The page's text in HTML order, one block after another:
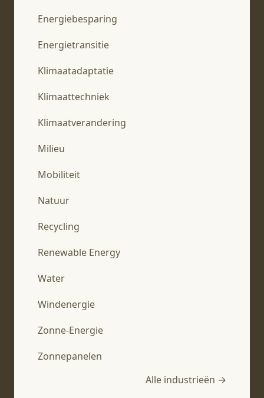
Energiebesparing
Energietransitie
Klimaatadaptatie
Klimaattechniek
Klimaatverandering
Milieu
Mobiliteit
Natuur
Recycling
Renewable Energy
Water
Windenergie
Zonne-Energie
Zonnepanelen
Alle industrieën →